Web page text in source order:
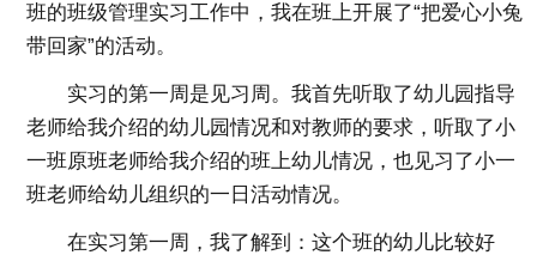
班的班级管理实习工作中，我在班上开展了“把爱心小兔
带回家”的活动。
实习的第一周是见习周。我首先听取了幼儿园指导
老师给我介绍的幼儿园情况和对教师的要求，听取了小
一班原班老师给我介绍的班上幼儿情况，也见习了小一
班老师给幼儿组织的一日活动情况。
在实习第一周，我了解到：这个班的幼儿比较好